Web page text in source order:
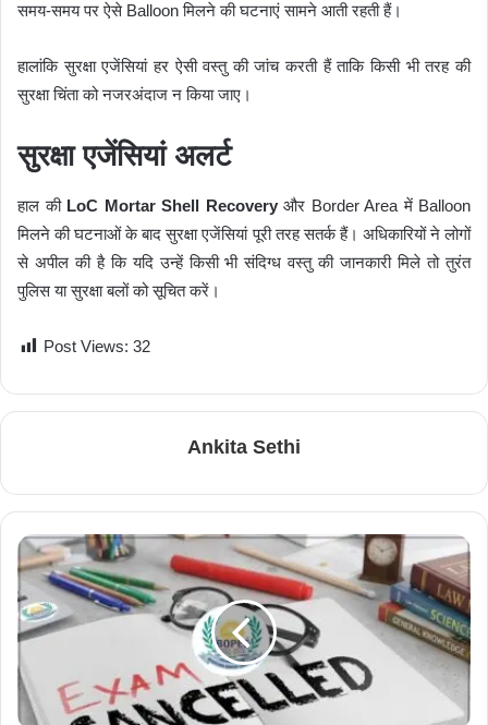
समय-समय पर ऐसे Balloon मिलने की घटनाएं सामने आती रहती हैं।
हालांकि सुरक्षा एजेंसियां हर ऐसी वस्तु की जांच करती हैं ताकि किसी भी तरह की
सुरक्षा चिंता को नजरअंदाज न किया जाए।
सुरक्षा एजेंसियां अलर्ट
हाल की LoC Mortar Shell Recoveryऔर Border Area में Balloon
मिलने की घटनाओं के बाद सुरक्षा एजेंसियां पूरी तरह सतर्क हैं। अधिकारियों ने लोगों
से अपील की है कि यदि उन्हें किसी भी संदिग्ध वस्तु की जानकारी मिले तो तुरंत
पुलिस या सुरक्षा बलों को सूचित करें।
Post Views: 32
Ankita Sethi